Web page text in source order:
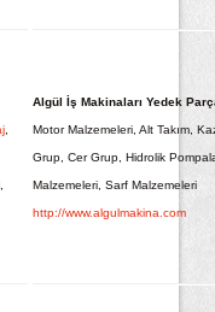
,
Algül İş Makinaları Yedek
Motor Malzemeleri, Alt Takım,
Grup, Cer Grup, Hidrolik
Malzemeleri, Sarf Malzemeleri
http://www.algulmakina.com